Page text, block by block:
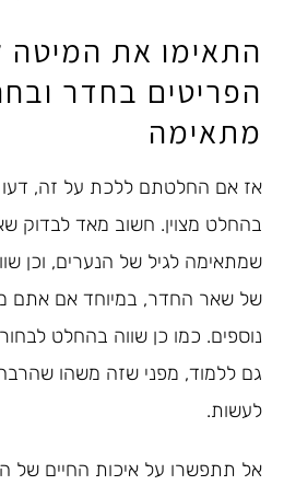
התאימו את
הפריטים בחדר
מתאימה
אז אם החלטתם ללכת על זה,
בהחלט מצוין. חשוב מאד לבדוק
שמתאימה לגיל של הנערים, וכן
של שאר החדר, במיוחד אם אתם
נוספים. כמו כן שווה בהחלט
גם ללמוד, מפני שזה משהו שהרבה
לעשות.
אל תתפשרו על איכות החיים של